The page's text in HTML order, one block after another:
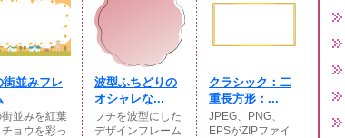
街並みフレ
並みを紅葉
ョウを彩っ
波型ふちどりの
オシャレな...
フチを波型にした
デザインフレーム
クラシック：二
重長方形：...
JPEG、PNG、
EPSがZIPファイ